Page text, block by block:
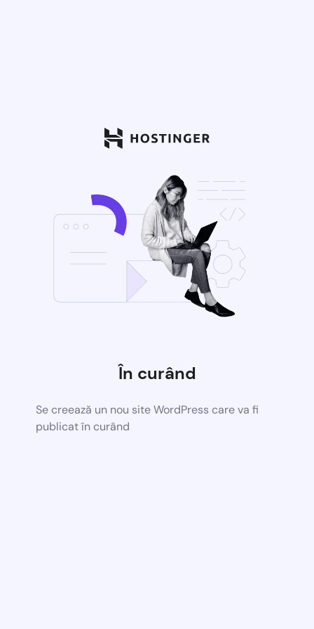
În curând
Se creează un nou site WordPress care va fi
publicat în curând